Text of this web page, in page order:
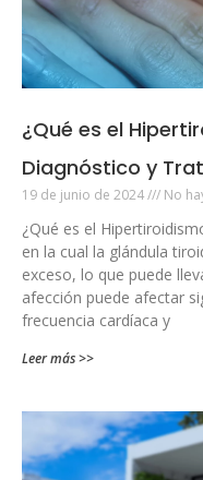
¿Qué es el
Diagnóstico y
19 de junio de 2024 No
¿Qué es el
en la cual la glándula
exceso, lo que puede
afección puede afectar
frecuencia cardíaca y
Leer más >>